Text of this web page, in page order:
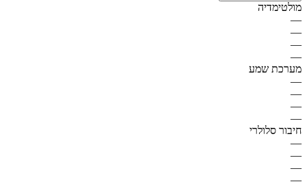
מולטימדיה
—
—
—
—
מערכת שמע
—
—
—
—
חיבור סלולרי
—
—
—
—